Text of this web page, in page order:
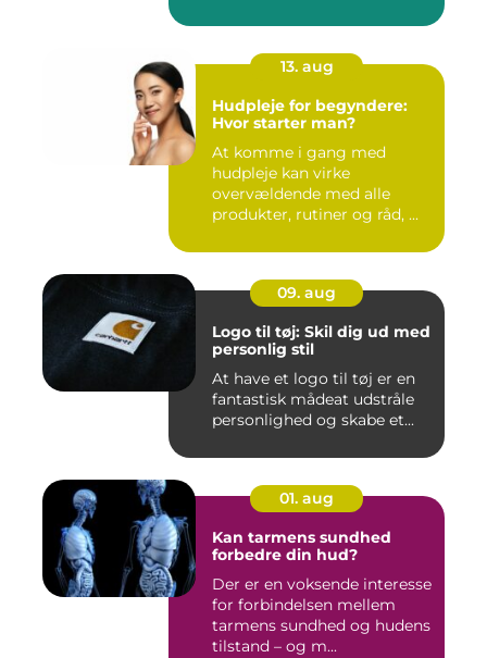
13. aug
Hudpleje for begyndere:
Hvor starter man?
At komme i gang med
hudpleje kan virke
overvældende med alle
produkter, rutiner og råd, ...
09. aug
Logo til tøj: Skil dig ud med
personlig stil
At have et logo til tøj er en
fantastisk mådeat udstråle
personlighed og skabe et...
01. aug
Kan tarmens sundhed
forbedre din hud?
Der er en voksende interesse
for forbindelsen mellem
tarmens sundhed og hudens
tilstand – og m...